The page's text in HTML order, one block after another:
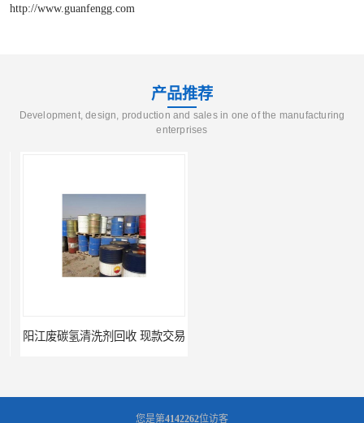
http://www.guanfengg.com
产品推荐
Development, design, production and sales in one of the manufacturing
enterprises
阳江废碳氢清洗剂回收 现款交易
您是第4142262位访客